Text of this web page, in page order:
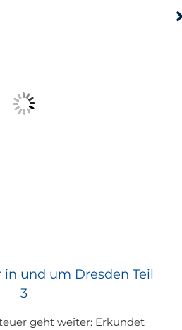
und um Dresden Teil
3
geht weiter: Erkundet